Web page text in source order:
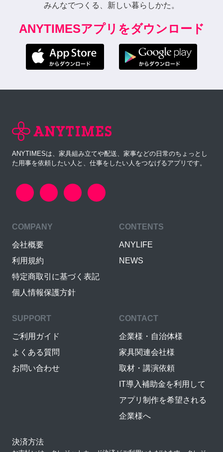
みんなでつくる、新しい暮らしかた。
ANYTIMESアプリをダウンロード
ANYTIMESは、家具組み立てや配送、家事などの日常のちょっとし
た用事を依頼したい人と、仕事をしたい人をつなげるアプリです。
COMPANY
会社概要
利用規約
特定商取引に基づく表記
個人情報保護方針
CONTENTS
ANYLIFE
NEWS
SUPPORT
ご利用ガイド
よくある質問
お問い合わせ
CONTACT
企業様・自治体様
家具関連会社様
取材・講演依頼
IT導入補助金を利用して
アプリ制作を希望される
企業様へ
決済方法